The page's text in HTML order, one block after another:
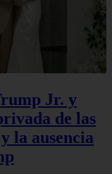
Jr. y
de las
la ausencia